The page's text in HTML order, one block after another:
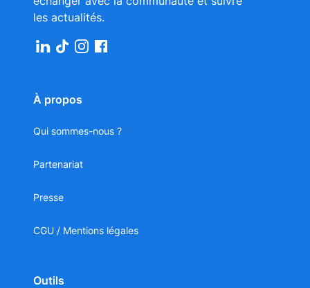
les actualités.
À propos
Qui sommes-nous ?
Partenariat
Presse
CGU / Mentions légales
Outils